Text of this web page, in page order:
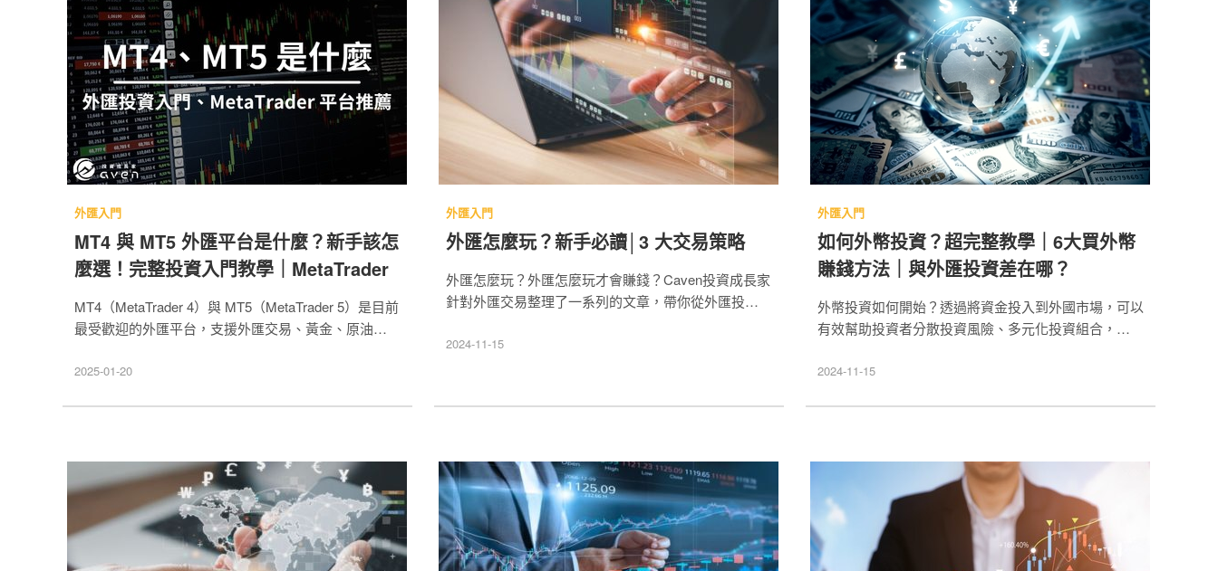
外匯入門
MT4 與 MT5 外匯平台是什麼？新手該怎
麼選！完整投資入門教學｜MetaTrader
MT4（MetaTrader 4）與 MT5（MetaTrader 5）是目前
最受歡迎的外匯平台，支援外匯交易、黃金、原油等多
教學將帶你快速了解 mt4 外匯平台 的特色與使用流
2025-01-20
外匯入門
外匯怎麼玩？新手必讀│3 大交易策略
外匯怎麼玩？外匯怎麼玩才會賺錢？Caven投資成長家
針對外匯交易整理了一系列的文章，帶你從外匯投資入
並了解不同外匯交易平台推薦資訊，幫助你建立紮實的
2024-11-15
外匯入門
如何外幣投資？超完整教學｜6大買外幣
賺錢方法｜與外匯投資差在哪？
外幣投資如何開始？透過將資金投入到外國市場，可以
有效幫助投資者分散投資風險、多元化投資組合，並追
家在本文整理了外幣投資相關資訊，同時更有外匯投資
2024-11-15